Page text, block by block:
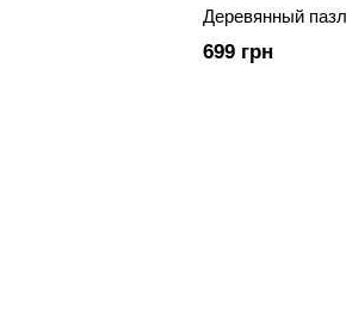
Деревянный
699 грн